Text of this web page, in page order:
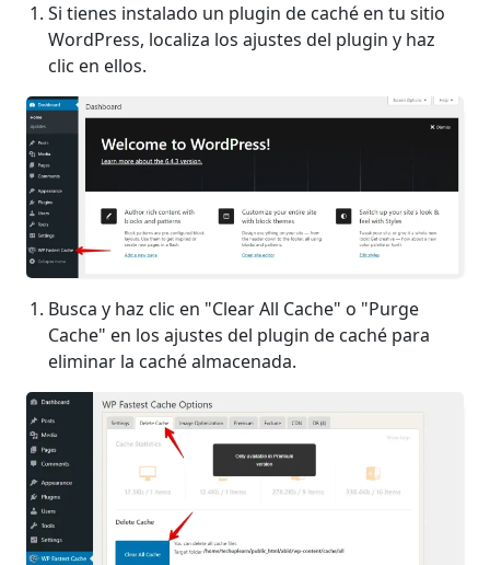
Si tienes instalado un plugin de caché en tu sitio
WordPress, localiza los ajustes del plugin y haz
clic en ellos.
Busca y haz clic en "Clear All Cache" o "Purge
Cache" en los ajustes del plugin de caché para
eliminar la caché almacenada.